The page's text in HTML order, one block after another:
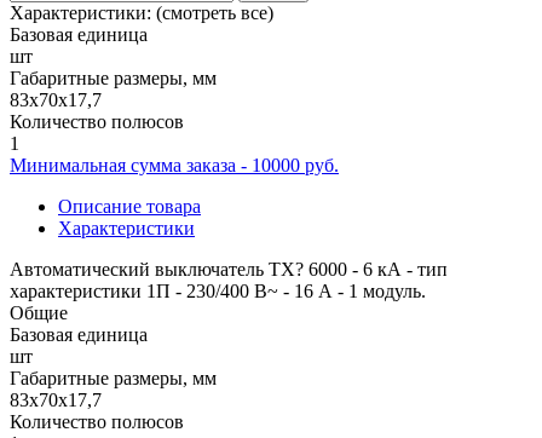
Характеристики: (смотреть все)
Базовая единица
шт
Габаритные размеры, мм
83x70x17,7
Количество полюсов
1
Минимальная сумма заказа - 10000 руб.
Описание товара
Характеристики
Автоматический выключатель TX? 6000 - 6 кА - тип
характеристики 1П - 230/400 В~ - 16 А - 1 модуль.
Общие
Базовая единица
шт
Габаритные размеры, мм
83x70x17,7
Количество полюсов